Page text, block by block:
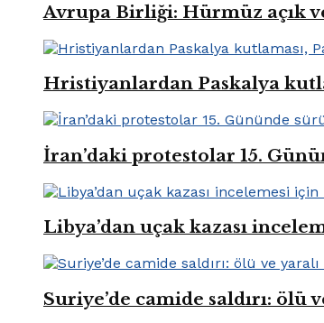
Avrupa Birliği: Hürmüz açık
Hristiyanlardan Paskalya
İran’daki protestolar 15.
Libya’dan uçak kazası
Suriye’de camide saldırı: ölü